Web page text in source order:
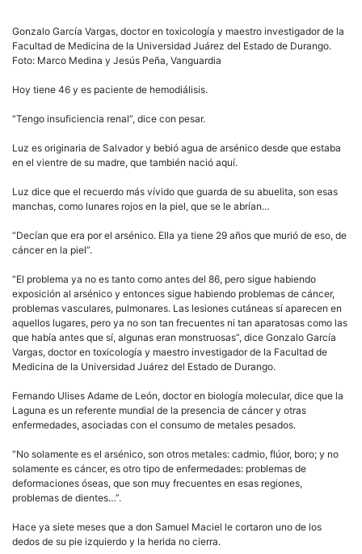
Gonzalo García Vargas, doctor en toxicología y maestro investigador de la
Facultad de Medicina de la Universidad Juárez del Estado de Durango.
Foto: Marco Medina y Jesús Peña, Vanguardia
Hoy tiene 46 y es paciente de hemodiálisis.
“Tengo insuficiencia renal”, dice con pesar.
Luz es originaria de Salvador y bebió agua de arsénico desde que estaba
en el vientre de su madre, que también nació aquí.
Luz dice que el recuerdo más vívido que guarda de su abuelita, son esas
manchas, como lunares rojos en la piel, que se le abrían…
“Decían que era por el arsénico. Ella ya tiene 29 años que murió de eso, de
cáncer en la piel”.
“El problema ya no es tanto como antes del 86, pero sigue habiendo
exposición al arsénico y entonces sigue habiendo problemas de cáncer,
problemas vasculares, pulmonares. Las lesiones cutáneas sí aparecen en
aquellos lugares, pero ya no son tan frecuentes ni tan aparatosas como las
que había antes que sí, algunas eran monstruosas”, dice Gonzalo García
Vargas, doctor en toxicología y maestro investigador de la Facultad de
Medicina de la Universidad Juárez del Estado de Durango.
Fernando Ulises Adame de León, doctor en biología molecular, dice que la
Laguna es un referente mundial de la presencia de cáncer y otras
enfermedades, asociadas con el consumo de metales pesados.
“No solamente es el arsénico, son otros metales: cadmio, flúor, boro; y no
solamente es cáncer, es otro tipo de enfermedades: problemas de
deformaciones óseas, que son muy frecuentes en esas regiones,
problemas de dientes…”.
Hace ya siete meses que a don Samuel Maciel le cortaron uno de los
dedos de su pie izquierdo y la herida no cierra.